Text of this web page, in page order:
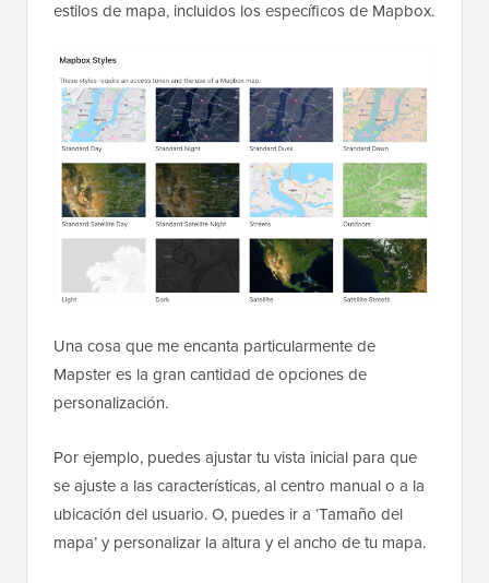
estilos de mapa, incluidos los específicos de Mapbox.
Una cosa que me encanta particularmente de
Mapster es la gran cantidad de opciones de
personalización.
Por ejemplo, puedes ajustar tu vista inicial para que
se ajuste a las características, al centro manual o a la
ubicación del usuario. O, puedes ir a ‘Tamaño del
mapa’ y personalizar la altura y el ancho de tu mapa.